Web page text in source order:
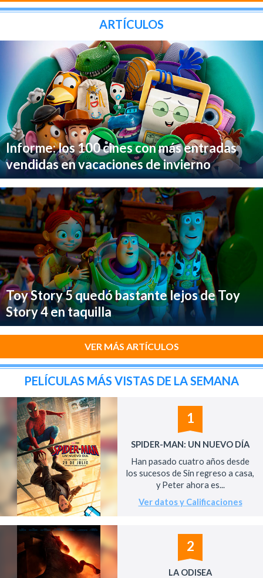
ARTÍCULOS
Informe: los 100 cines con más entradas
vendidas en vacaciones de invierno
Toy Story 5 quedó bastante lejos de Toy
Story 4 en taquilla
VER MÁS ARTÍCULOS
PELÍCULAS MÁS VISTAS DE LA SEMANA
1
SPIDER-MAN: UN NUEVO DÍA
Han pasado cuatro años desde
los sucesos de Sin regreso a casa,
y Peter ahora es...
Ver datos y Calificaciones
2
LA ODISEA